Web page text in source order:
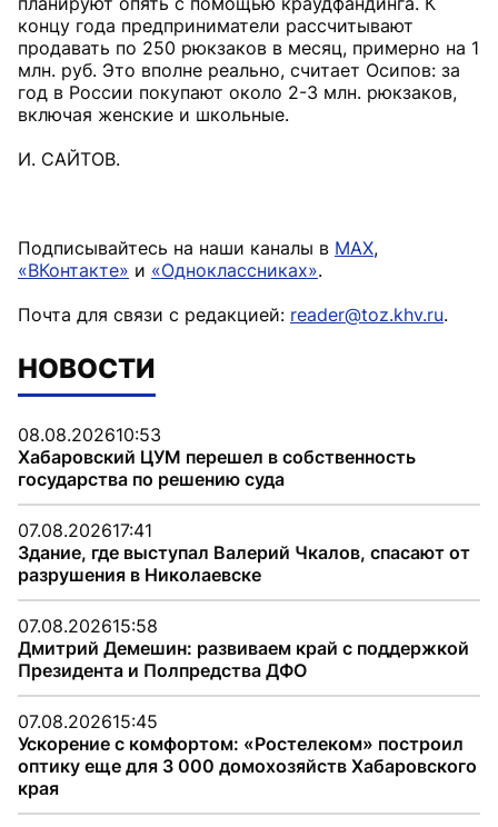
концу года предприниматели рассчитывают
продавать по 250 рюкзаков в месяц, примерно на 1
млн. руб. Это вполне реально, считает Осипов: за
год в России покупают около 2-3 млн. рюкзаков,
включая женские и школьные.
И. САЙТОВ.
Подписывайтесь на наши каналы в MAX,
«ВКонтакте» и «Одноклассниках».
Почта для связи с редакцией: reader@toz.khv.ru.
НОВОСТИ
08.08.202610:53
Хабаровский ЦУМ перешел в собственность
государства по решению суда
07.08.202617:41
Здание, где выступал Валерий Чкалов, спасают от
разрушения в Николаевске
07.08.202615:58
Дмитрий Демешин: развиваем край с поддержкой
Президента и Полпредства ДФО
07.08.202615:45
Ускорение с комфортом: «Ростелеком» построил
оптику еще для 3 000 домохозяйств Хабаровского
края